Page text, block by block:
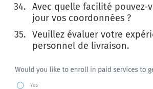
Avec quelle facilité pouvez-
jour vos coordonnées ?
Veuillez évaluer votre
personnel de livraison.